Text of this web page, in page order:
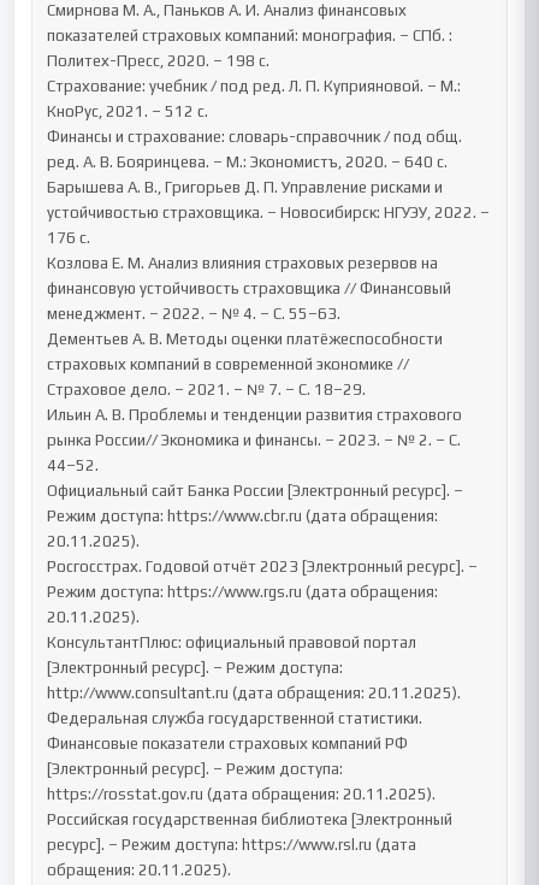
Смирнова М. А., Паньков А. И. Анализ финансовых
показателей страховых компаний: монография. – СПб. :
Политех-Пресс, 2020. – 198 с.
Страхование: учебник / под ред. Л. П. Куприяновой. – М.:
КноРус, 2021. – 512 с.
Финансы и страхование: словарь-справочник / под общ.
ред. А. В. Бояринцева. – М.: Экономистъ, 2020. – 640 с.
Барышева А. В., Григорьев Д. П. Управление рисками и
устойчивостью страховщика. – Новосибирск: НГУЭУ, 2022. –
176 с.
Козлова Е. М. Анализ влияния страховых резервов на
финансовую устойчивость страховщика // Финансовый
менеджмент. – 2022. – № 4. – С. 55–63.
Дементьев А. В. Методы оценки платёжеспособности
страховых компаний в современной экономике //
Страховое дело. – 2021. – № 7. – С. 18–29.
Ильин А. В. Проблемы и тенденции развития страхового
рынка России// Экономика и финансы. – 2023. – № 2. – С.
44–52.
Официальный сайт Банка России [Электронный ресурс]. –
Режим доступа: https://www.cbr.ru (дата обращения:
20.11.2025).
Росгосстрах. Годовой отчёт 2023 [Электронный ресурс]. –
Режим доступа: https://www.rgs.ru (дата обращения:
20.11.2025).
КонсультантПлюс: официальный правовой портал
[Электронный ресурс]. – Режим доступа:
http://www.consultant.ru (дата обращения: 20.11.2025).
Федеральная служба государственной статистики.
Финансовые показатели страховых компаний РФ
[Электронный ресурс]. – Режим доступа:
https://rosstat.gov.ru (дата обращения: 20.11.2025).
Российская государственная библиотека [Электронный
ресурс]. – Режим доступа: https://www.rsl.ru (дата
обращения: 20.11.2025).